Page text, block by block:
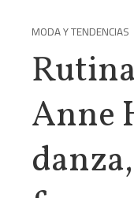
MODA Y TENDENCIAS
Anne